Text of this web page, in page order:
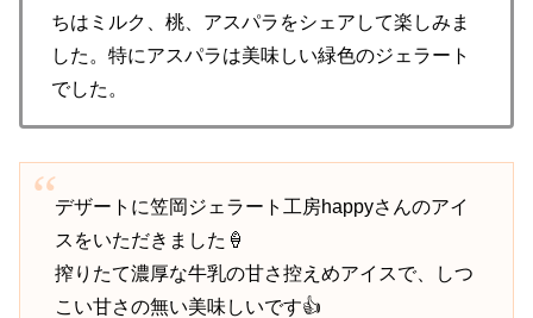
ちはミルク、桃、アスパラをシェアして楽しみま
した。特にアスパラは美味しい緑色のジェラート
でした。
デザートに笠岡ジェラート工房happyさんのアイ
スをいただきました🍦
搾りたて濃厚な牛乳の甘さ控えめアイスで、しつ
こい甘さの無い美味しいです👍